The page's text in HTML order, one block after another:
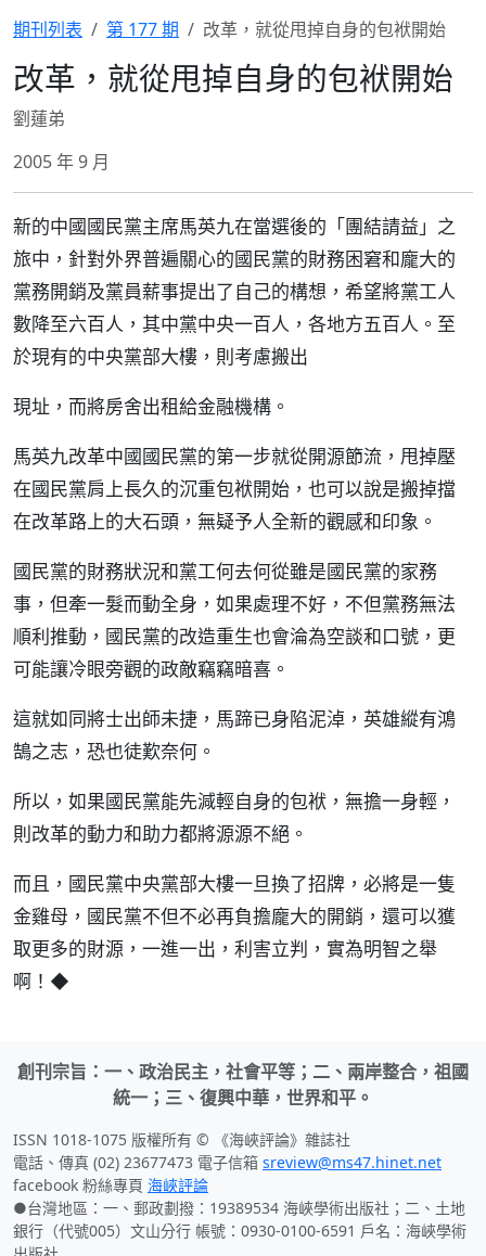
期刊列表 第 177 期 改革，就從甩掉自身的包袱開始
改革，就從甩掉自身的包袱開始
劉蓮弟
2005 年 9 月
新的中國國民黨主席馬英九在當選後的「團結請益」之
旅中，針對外界普遍關心的國民黨的財務困窘和龐大的
黨務開銷及黨員薪事提出了自己的構想，希望將黨工人
數降至六百人，其中黨中央一百人，各地方五百人。至
於現有的中央黨部大樓，則考慮搬出
現址，而將房舍出租給金融機構。
馬英九改革中國國民黨的第一步就從開源節流，甩掉壓
在國民黨肩上長久的沉重包袱開始，也可以說是搬掉擋
在改革路上的大石頭，無疑予人全新的觀感和印象。
國民黨的財務狀況和黨工何去何從雖是國民黨的家務
事，但牽一髮而動全身，如果處理不好，不但黨務無法
順利推動，國民黨的改造重生也會淪為空談和口號，更
可能讓冷眼旁觀的政敵竊竊暗喜。
這就如同將士出師未捷，馬蹄已身陷泥淖，英雄縱有鴻
鵠之志，恐也徒歎奈何。
所以，如果國民黨能先減輕自身的包袱，無擔一身輕，
則改革的動力和助力都將源源不絕。
而且，國民黨中央黨部大樓一旦換了招牌，必將是一隻
金雞母，國民黨不但不必再負擔龐大的開銷，還可以獲
取更多的財源，一進一出，利害立判，實為明智之舉
啊！◆
創刊宗旨：一、政治民主，社會平等；二、兩岸整合，祖國
統一；三、復興中華，世界和平。
ISSN 1018-1075 版權所有 © 《海峽評論》雜誌社
電話、傳真 (02) 23677473 電子信箱 sreview@ms47.hinet.net
facebook 粉絲專頁 海峽評論
●台灣地區：一、郵政劃撥：19389534 海峽學術出版社；二、土地
銀行（代號005）文山分行 帳號：0930-0100-6591 戶名：海峽學術